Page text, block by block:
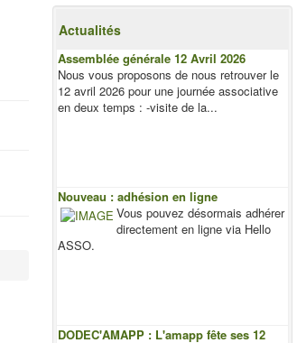
Actualités
Assemblée générale 12 Avril 2026
Nous vous proposons de nous retrouver le
12 avril 2026 pour une journée associative
en deux temps : -visite de la...
Nouveau : adhésion en ligne
Vous pouvez désormais adhérer
directement en ligne via Hello
ASSO.
DODEC'AMAPP : L'amapp fête ses 12